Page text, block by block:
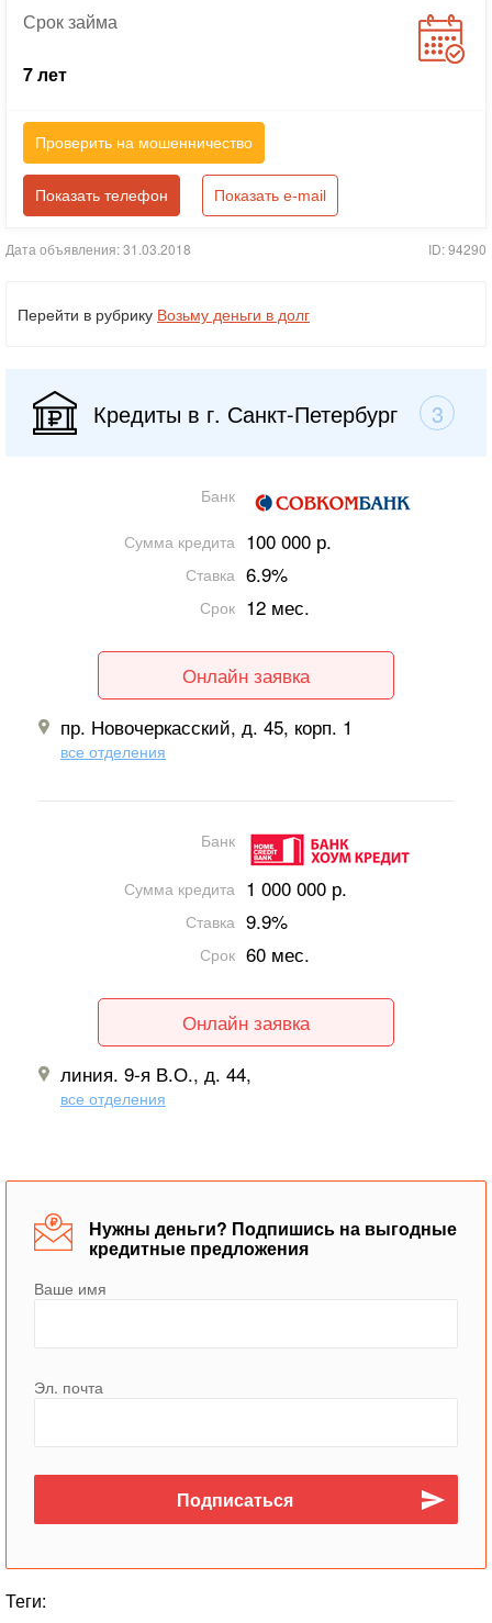
Срокзайма
7 лет
Проверить на мошенничество
Показать телефон Показать e-mail
Дата объявления: 31.03.2018 ID: 94290
Перейти в рубрику Возьму деньги в долг
Кредиты в г. Санкт-Петербург 3
Банк
Сумма кредита 100 000 р.
Ставка 6.9%
Срок 12 мес.
Онлайн заявка
пр. Новочеркасский, д. 45, корп. 1
все отделения
Банк
Сумма кредита 1 000 000 р.
Ставка 9.9%
Срок 60 мес.
Онлайн заявка
линия. 9-я В.О., д. 44,
все отделения
Нужны деньги? Подпишись на выгодные
кредитные предложения
Ваше имя
Эл. почта
Теги: